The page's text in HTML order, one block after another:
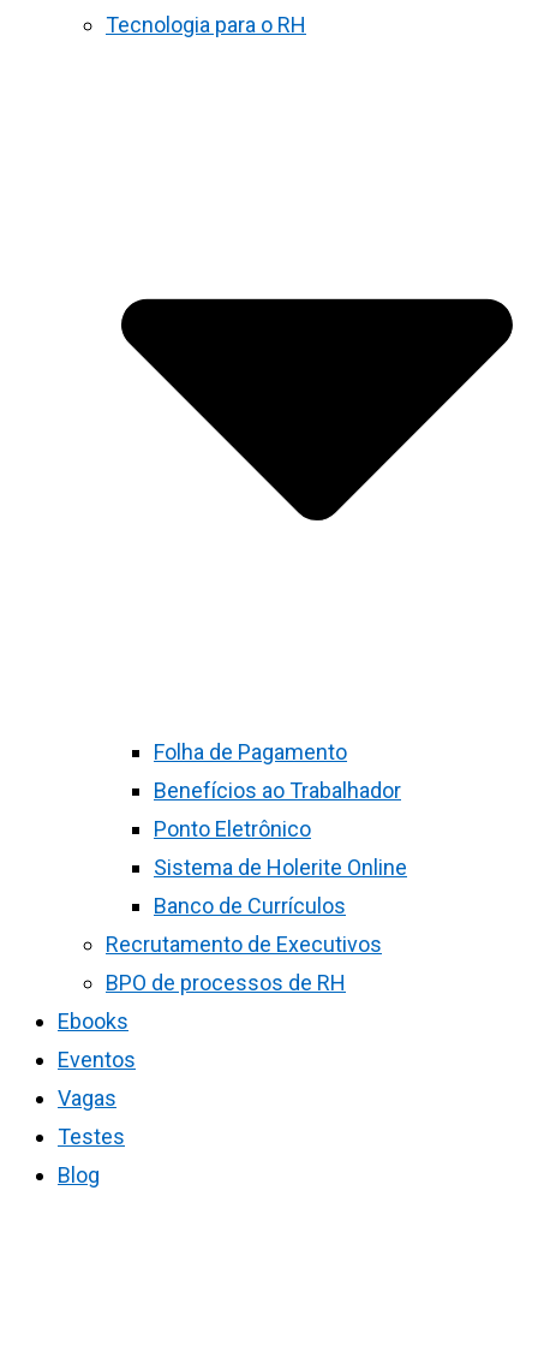
Tecnologia para o RH
Folha de Pagamento
Benefícios ao Trabalhador
Ponto Eletrônico
Sistema de Holerite Online
Banco de Currículos
Recrutamento de Executivos
BPO de processos de RH
Ebooks
Eventos
Vagas
Testes
Blog